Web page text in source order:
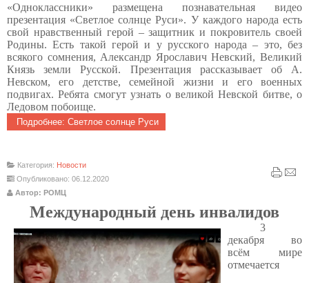
«Одноклассники» размещена познавательная видео
презентация «Светлое солнце Руси». У каждого народа есть
свой нравственный герой – защитник и покровитель своей
Родины. Есть такой герой и у русского народа – это, без
всякого сомнения, Александр Ярославич Невский, Великий
Князь земли Русской. Презентация рассказывает об А.
Невском, его детстве, семейной жизни и его военных
подвигах. Ребята смогут узнать о великой Невской битве, о
Ледовом побоище.
Подробнее: Светлое солнце Руси
Категория: Новости
Опубликовано: 06.12.2020
Автор: РОМЦ
Международный день инвалидов
3
декабря во
всём мире
отмечается